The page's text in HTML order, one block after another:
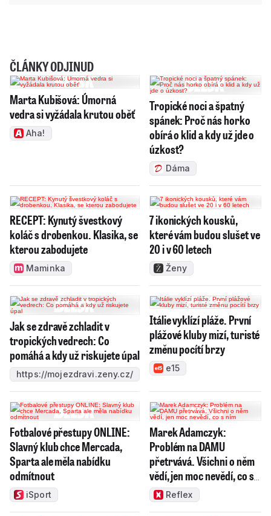
ČLÁNKY ODJINUD
Marta Kubišová: Úmorná
vedra si vyžádala krutou oběť
Aha!
Tropické noci a špatný
spánek: Proč nás horko
obírá o klid a kdy už jde o
úzkost?
Dáma
RECEPT: Kynutý švestkový
koláč s drobenkou. Klasika, se
kterou zabodujete
Maminka
7 ikonických kousků,
které vám budou slušet ve
20 i v 60 letech
Ženy
Jak se zdravě zchladit v
tropických vedrech: Co
pomáhá a kdy už riskujete úpal
https://mojezdravi.zeny.cz/
Itálie vyklízí pláže. První
plážové kluby mizí, turisté
změnu pocítí brzy
e15
Fotbalové přestupy ONLINE:
Slavný klub chce Mercada,
Sparta ale měla nabídku
odmítnout
iSport
Marek Adamczyk:
Problém na DAMU
přetrvává. Všichni o něm
vědí, jen moc nevědí, co s
nímReflex